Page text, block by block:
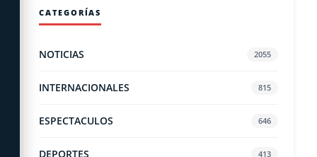
CATEGORÍAS
NOTICIAS 2055
INTERNACIONALES 815
ESPECTACULOS 646
DEPORTES 413